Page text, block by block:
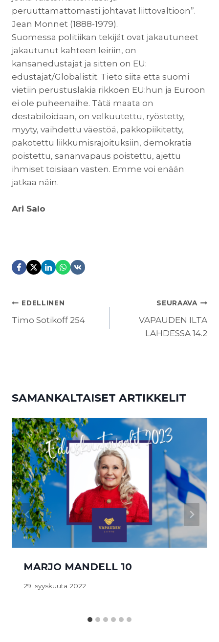
peruuttamattomasti johtavat liittovaltioon”.
Jean Monnet (1888-1979).
Suomessa politiikan tekijät ovat jakautuneet
jakautunut kahteen leiriin, on
kansanedustajat ja sitten on EU:
edustajat/Globalistit. Tieto siitä että suomi
vietiin perustuslakia rikkoen EU:hun ja Euroon
ei ole puheenaihe. Tätä maata on
destabiloidaan, on velkuutettu, ryöstetty,
myyty, vaihdettu väestöä, pakkopiikitetty,
pakotettu liikkumisrajoituksiin, demokratia
poistettu, sananvapaus poistettu, ajettu
ihmiset toisiaan vasten. Emme voi enään
jatkaa näin.
Ari Salo
ARTIKKELIEN
SELAUS
EDELLINEN
Timo Sotikoff 254
SEURAAVA
VAPAUDEN ILTA
LAHDESSA 14.2
SAMANKALTAISET ARTIKKELIT
MARJO MANDELL 10
29. syyskuuta 2022